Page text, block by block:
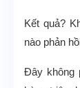
Kết quả?
nào phản
Đây không